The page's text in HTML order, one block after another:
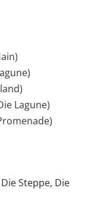
Lagune)
Steppe, Die